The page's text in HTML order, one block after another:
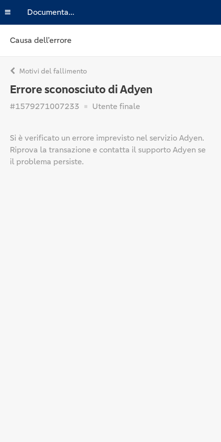
Documentazione
Causa dell’errore
Motivi del fallimento
Errore sconosciuto di Adyen
#1579271007233 Utente finale
Si è verificato un errore imprevisto nel servizio Adyen.
Riprova la transazione e contatta il supporto Adyen se
il problema persiste.